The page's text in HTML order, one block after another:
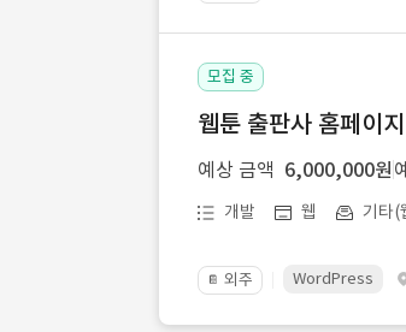
모집 중
웹툰 출판사 홈페이
예상 금액 6,000,000원
개발 웹 기타(
📔 외주 WordPress